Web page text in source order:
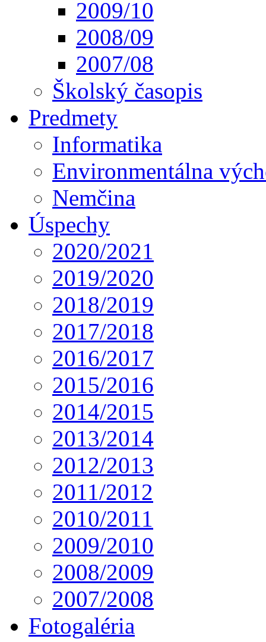
2009/10
2008/09
2007/08
Školský časopis
Predmety
Informatika
Environmentálna
Nemčina
Úspechy
2020/2021
2019/2020
2018/2019
2017/2018
2016/2017
2015/2016
2014/2015
2013/2014
2012/2013
2011/2012
2010/2011
2009/2010
2008/2009
2007/2008
Fotogaléria